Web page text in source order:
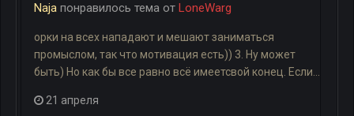
Naja понравилось тема от LoneWarg
орки на всех нападают и мешают заниматься
промыслом, так что мотивация есть)) 3. Ну может
быть) Но как бы все равно всё имеетсвой конец. Если...
21 апреля